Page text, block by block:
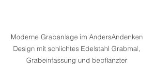
Moderne Grabanlage im AndersAndenken
Design mit schlichtes Edelstahl Grabmal,
Grabeinfassung und bepflanzter